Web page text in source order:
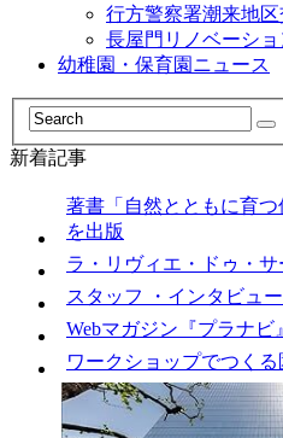
行方警察署潮来地
長屋門リノベーシ
幼稚園・保育園ニュース
新着記事
著書「自然とともに育つ
を出版
ラ・リヴィエ・ドゥ・
スタッフ ・インタビュ
Webマガジン『プラナビ
ワークショップでつく